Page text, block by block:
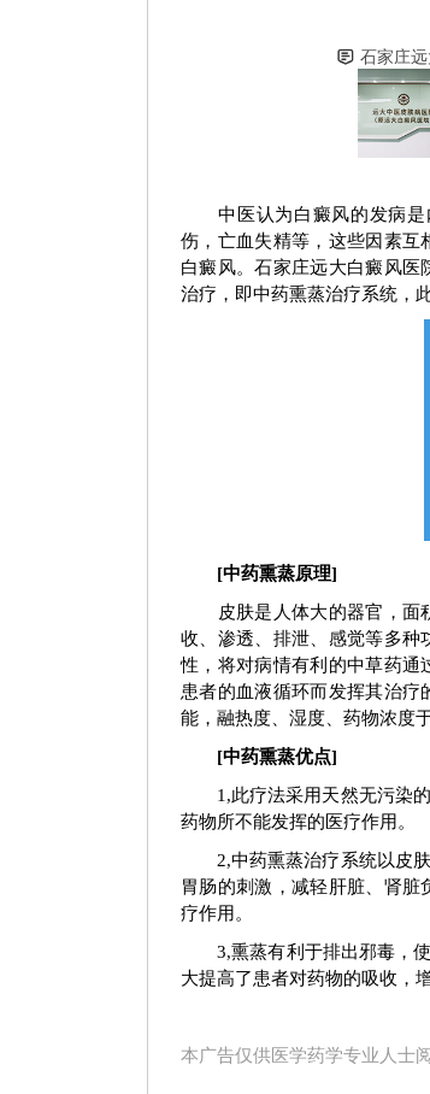
石家庄
中医认为白癜风的发病是
伤，亡血失精等，这些因素互
白癜风。石家庄远大白癜风医
治疗，即中药熏蒸治疗系统，
[中药熏蒸原理]
皮肤是人体大的器官，面积
收、渗透、排泄、感觉等多种
性，将对病情有利的中草药通
患者的血液循环而发挥其治疗
能，融热度、湿度、药物浓度
[中药熏蒸优点]
1,此疗法采用天然无污染的
药物所不能发挥的医疗作用。
2,中药熏蒸治疗系统以皮肤
胃肠的刺激，减轻肝脏、肾
疗作用。
3,熏蒸有利于排出邪毒，使
大提高了患者对药物的吸收，
本广告仅供医学药学专业人士